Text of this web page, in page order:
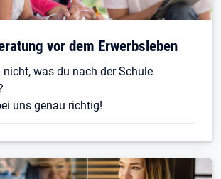
vor dem Erwerbsleben
was du nach der Schule
uns genau richtig!